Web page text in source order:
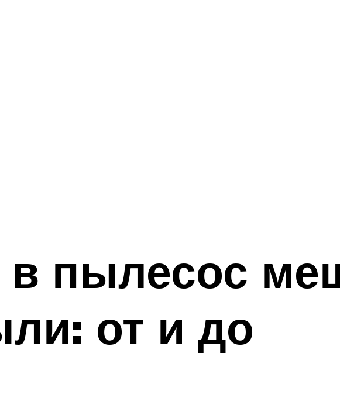
в пылесос
от и до